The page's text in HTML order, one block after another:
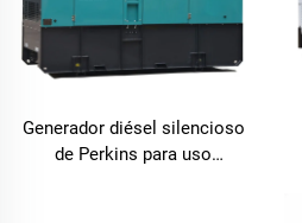
Generador diésel silencioso
de Perkins para uso